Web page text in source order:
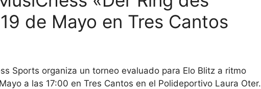
de Mayo en Tres Cantos
Sports organiza un torneo evaluado para Elo Blitz a ritmo
a las 17:00 en Tres Cantos en el Polideportivo Laura Oter.